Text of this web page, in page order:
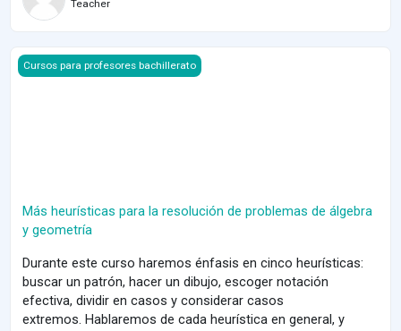
Teacher
Course image Más heurísticas para la resolución de problemas
Cursos para profesores bachillerato
Más heurísticas para la resolución de problemas de álgebra
y geometría
Durante este curso haremos énfasis en cinco heurísticas:
buscar un patrón, hacer un dibujo, escoger notación
efectiva, dividir en casos y considerar casos
extremos. Hablaremos de cada heurística en general, y